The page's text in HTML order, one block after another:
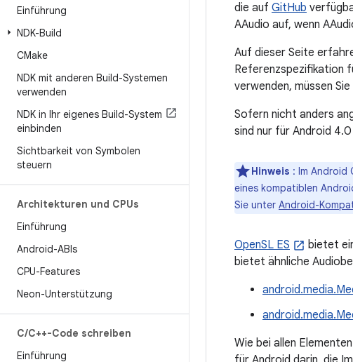
Einführung
NDK-Build
CMake
NDK mit anderen Build-Systemen
verwenden
NDK in Ihr eigenes Build-System
einbinden
Sichtbarkeit von Symbolen
steuern
Architekturen und CPUs
Einführung
Android-ABIs
CPU-Features
Neon-Unterstützung
C/C++-Code schreiben
Einführung
die auf GitHub
AAudio auf, wenn
Auf dieser Seite
Referenzspezifikation
verwenden, müssen
Sofern nicht anders
sind nur für Android
Hinweis : Im Android
eines kompatiblen
Sie unter Android-
OpenSL ES
bietet
bietet ähnliche
Wie bei allen